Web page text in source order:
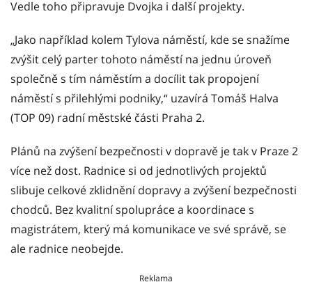
Vedle toho připravuje Dvojka i další projekty.
„Jako například kolem Tylova náměstí, kde se snažíme
zvýšit celý parter tohoto náměstí na jednu úroveň
společně s tím náměstím a docílit tak propojení
náměstí s přilehlými podniky,“ uzavírá Tomáš Halva
(TOP 09) radní městské části Praha 2.
Plánů na zvýšení bezpečnosti v dopravě je tak v Praze 2
více než dost. Radnice si od jednotlivých projektů
slibuje celkové zklidnění dopravy a zvýšení bezpečnosti
chodců. Bez kvalitní spolupráce a koordinace s
magistrátem, který má komunikace ve své správě, se
ale radnice neobejde.
Reklama